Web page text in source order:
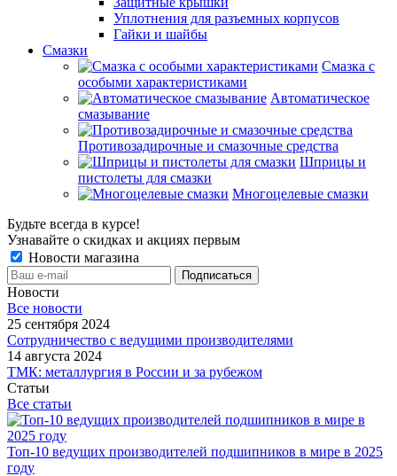
Уплотнения для разъемных корпусов
Гайки и шайбы
Смазки
Смазка с
особыми характеристиками
Автоматическое
смазывание
Противозадирочные и смазочные средства
Шприцы и
пистолеты для смазки
Многоцелевые смазки
Будьте всегда в курсе!
Узнавайте о скидках и акциях первым
Новости магазина
Новости
Все новости
25 сентября 2024
Сотрудничество с ведущими производителями
14 августа 2024
ТМК: металлургия в России и за рубежом
Статьи
Все статьи
Топ-10 ведущих производителей подшипников в мире в 2025
году